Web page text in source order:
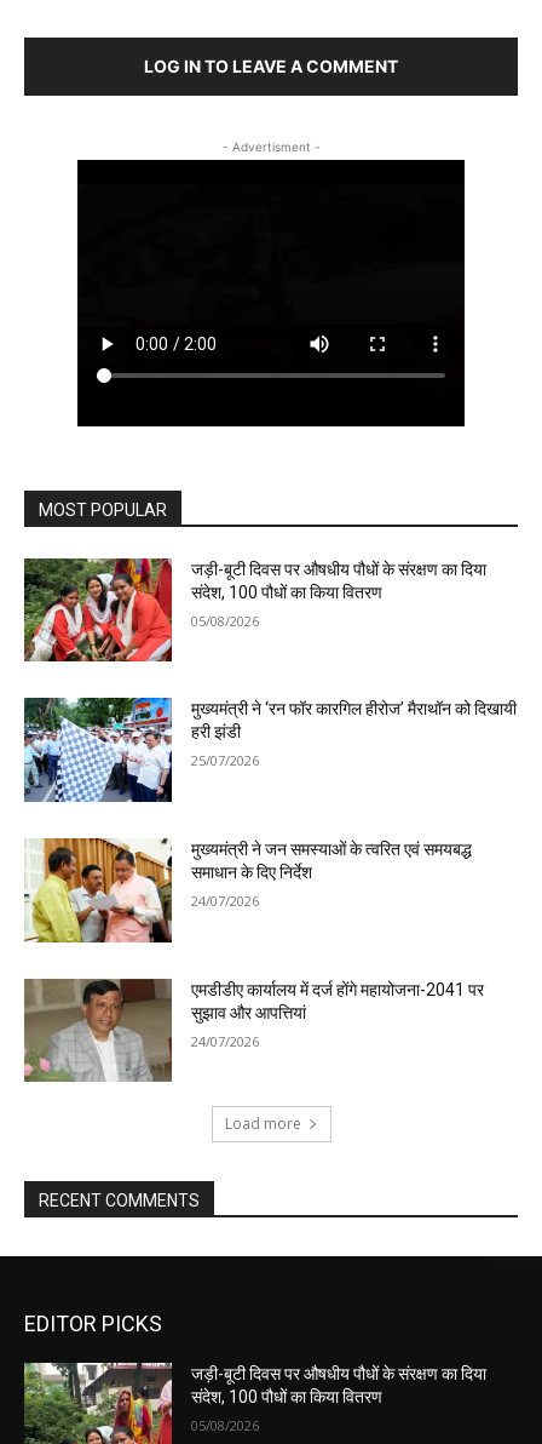
LOG IN TO LEAVE A COMMENT
- Advertisment -
MOST POPULAR
जड़ी-बूटी दिवस पर औषधीय पौधों के संरक्षण का दिया
संदेश, 100 पौधों का किया वितरण
05/08/2026
मुख्यमंत्री ने ‘रन फॉर कारगिल हीरोज’ मैराथॉन को दिखायी
हरी झंडी
25/07/2026
मुख्यमंत्री ने जन समस्याओं के त्वरित एवं समयबद्ध
समाधान के दिए निर्देश
24/07/2026
एमडीडीए कार्यालय में दर्ज होंगे महायोजना-2041 पर
सुझाव और आपत्तियां
24/07/2026
Load more
RECENT COMMENTS
EDITOR PICKS
जड़ी-बूटी दिवस पर औषधीय पौधों के संरक्षण का दिया
संदेश, 100 पौधों का किया वितरण
05/08/2026